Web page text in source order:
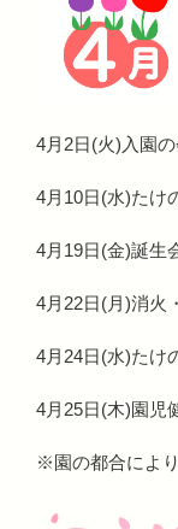
4月2日(火)入園
4月10日(水)たけ
4月19日(金)誕生
4月22日(月)消火
4月24日(水)たけ
4月25日(木)園児
※園の都合によ